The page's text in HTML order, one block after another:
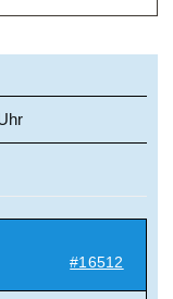
#16512